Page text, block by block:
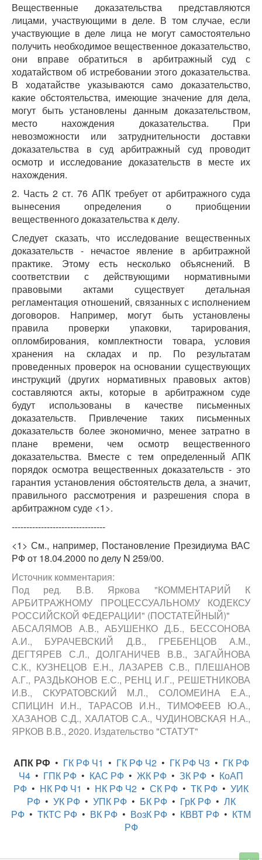
Вещественные доказательства представляются
лицами, участвующими в деле. В том случае, если
участвующие в деле лица не могут самостоятельно
получить необходимое вещественное доказательство,
они вправе обратиться в арбитражный суд с
ходатайством об истребовании этого доказательства.
В ходатайстве указываются само доказательство,
какие обстоятельства, имеющие значение для дела,
могут быть установлены данным доказательством,
место нахождения доказательства. При
невозможности или затруднительности доставки
доказательства в суд арбитражный суд проводит
осмотр и исследование доказательств в месте их
нахождения.
2. Часть 2 ст. 76 АПК требует от арбитражного суда
вынесения определения о приобщении
вещественного доказательства к делу.
Следует сказать, что исследование вещественных
доказательств - нечастое явление в арбитражной
практике. Этому есть несколько объяснений. В
соответствии с действующими нормативными
правовыми актами существует детальная
регламентация отношений, связанных с исполнением
договоров. Например, могут быть установлены
правила проверки упаковки, тарирования,
опломбирования, комплектности товара, условия
хранения на складах и пр. По результатам
проведенных проверок на основании существующих
инструкций (других нормативных правовых актов)
составляются акты, которые в арбитражном суде
будут использованы в качестве письменных
доказательств. Привлечение таких письменных
доказательств более экономично, менее затратно в
плане времени, чем осмотр вещественного
доказательства. Вместе с тем определенный АПК
порядок осмотра вещественных доказательств - это
гарантия установления обстоятельств дела, а значит,
правильного рассмотрения и разрешения спора в
арбитражном суде <1>.
--------------------------------
<1> См., например, Постановление Президиума ВАС
РФ от 18.04.2000 по делу N 259/00.
Источник комментария:
Под ред. В.В. Яркова "КОММЕНТАРИЙ К
АРБИТРАЖНОМУ ПРОЦЕССУАЛЬНОМУ КОДЕКСУ
РОССИЙСКОЙ ФЕДЕРАЦИИ" (ПОСТАТЕЙНЫЙ)"
АБСАЛЯМОВ А.В., АБУШЕНКО Д.Б., БЕССОНОВА
А.И., БУРАЧЕВСКИЙ Д.В., ГРЕБЕНЦОВ А.М.,
ДЕГТЯРЕВ С.Л., ДОЛГАНИЧЕВ В.В., ЗАГАЙНОВА
С.К., КУЗНЕЦОВ Е.Н., ЛАЗАРЕВ С.В., ПЛЕШАНОВ
А.Г., РАЗДЬКОНОВ Е.С., РЕНЦ И.Г., РЕШЕТНИКОВА
И.В., СКУРАТОВСКИЙ М.Л., СОЛОМЕИНА Е.А.,
СПИЦИН И.Н., ТАРАСОВ И.Н., ТИМОФЕЕВ Ю.А.,
ХАЗАНОВ С.Д., ХАЛАТОВ С.А., ЧУДИНОВСКАЯ Н.А.,
ЯРКОВ В.В., 2020. Издательство "СТАТУТ"
АПК РФ • ГК РФ Ч1 • ГК РФ Ч2• ГК РФ Ч3 • ГК РФ
Ч4 • ГПК РФ • КАС РФ • ЖК РФ • ЗК РФ • КоАП
РФ • НК РФ Ч1 • НК РФ Ч2 • СК РФ • ТК РФ • УИК
РФ• УК РФ• УПК РФ• БК РФ• ГрК РФ• ЛК
РФ • ТКТС РФ • ВК РФ • ВозК РФ • КВВТ РФ • КТМ
РФ